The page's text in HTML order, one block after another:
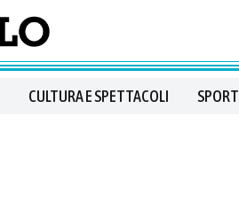
CULTURA E SPETTACOLI SPORT